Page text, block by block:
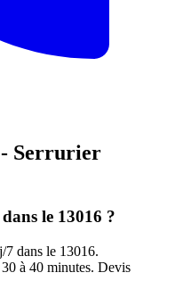
- Serrurier
le 13016 ?
dans le 13016.
à 40 minutes. Devis